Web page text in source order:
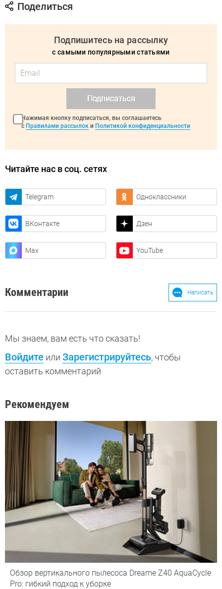
Поделиться
Подпишитесь на рассылку
с самыми популярными статьями
Подписаться
Нажимая кнопку подписаться, вы соглашаетесь
с Правилами рассылок и Политикой конфиденциальности
Читайте нас в соц. сетях
Telegram Одноклассники
ВКонтакте Дзен
Max YouTube
Комментарии Написать
Мы знаем, вам есть что сказать!
Войдите или Зарегистрируйтесь, чтобы
оставить комментарий
Рекомендуем
Обзор вертикального пылесоса Dreame Z40 AquaCycle
Pro: гибкий подход к уборке